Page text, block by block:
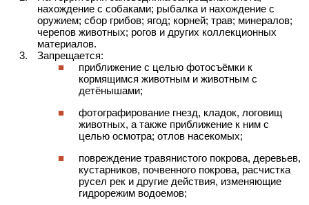
нахождение с собаками; рыбалка и нахождение с
оружием; сбор грибов; ягод; корней; трав; минералов;
черепов животных; рогов и других коллекционных
материалов.
Запрещается:
приближение с целью фотосъёмки к
кормящимся животным и животным с
детёнышами;
фотографирование гнезд, кладок, логовищ
животных, а также приближение к ним с
целью осмотра; отлов насекомых;
повреждение травянистого покрова, деревьев,
кустарников, почвенного покрова, расчистка
русел рек и другие действия, изменяющие
гидрорежим водоемов;